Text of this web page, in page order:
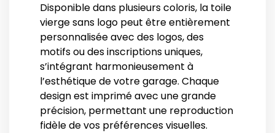
Disponible dans plusieurs coloris, la toile
vierge sans logo peut être entièrement
personnalisée avec des logos, des
motifs ou des inscriptions uniques,
s’intégrant harmonieusement à
l’esthétique de votre garage. Chaque
design est imprimé avec une grande
précision, permettant une reproduction
fidèle de vos préférences visuelles.